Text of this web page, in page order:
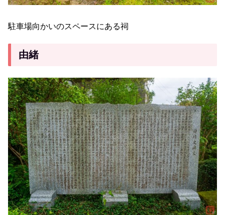
駐車場向かいのスペースにある祠
由緒